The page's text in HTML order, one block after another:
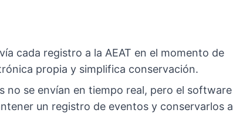
cada registro a la AEAT en el momento de
propia y simplifica conservación.
no se envían en tiempo real, pero el software
un registro de eventos y conservarlos a